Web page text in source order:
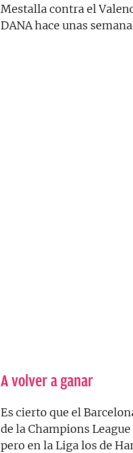
Mestalla contra el
DANA hace unas
A volver a ganar
Es cierto que el
de la Champions
pero en la Liga los de